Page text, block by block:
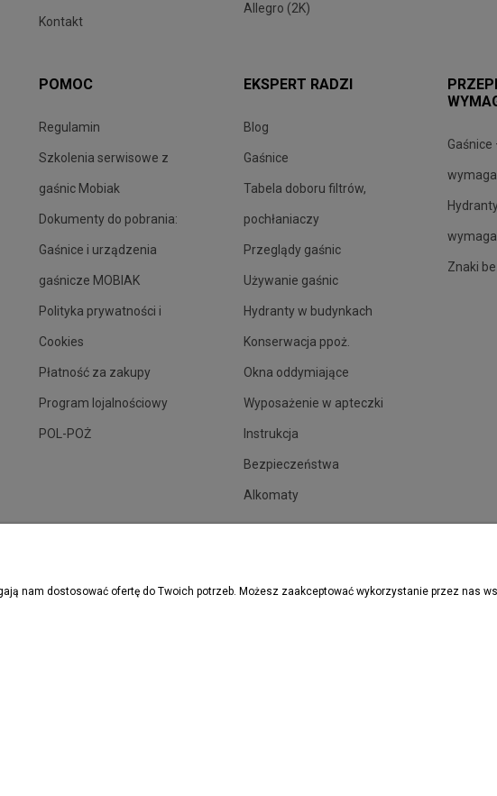
Kontakt
Allegro (2K)
POMOC
Regulamin
Szkolenia serwisowe z
gaśnic Mobiak
Dokumenty do pobrania:
Gaśnice i urządzenia
gaśnicze MOBIAK
Polityka prywatności i
Cookies
Płatność za zakupy
Program lojalnościowy
POL-POŻ
EKSPERT RADZI
Blog
Gaśnice
Tabela doboru filtrów,
pochłaniaczy
Przeglądy gaśnic
Używanie gaśnic
Hydranty w budynkach
Konserwacja ppoż.
Okna oddymiające
Wyposażenie w apteczki
Instrukcja
Bezpieczeństwa
Alkomaty
Gaśnice
Znaki
nam dostosować ofertę do Twoich potrzeb. Możesz zaakceptować wykorzystanie przez nas